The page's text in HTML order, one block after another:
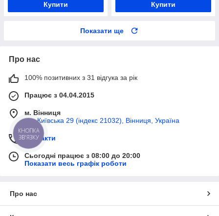
Купити Купити
Показати ще
Про нас
100% позитивних з 31 відгука за рік
Працює з 04.04.2015
м. Вінниця
вул Київська 29 (індекс 21032), Вінниця, Україна
Контакти
Сьогодні працює з 08:00 до 20:00
Показати весь графік роботи
Про нас
КНОПКА
ЗВ'ЯЗКУ